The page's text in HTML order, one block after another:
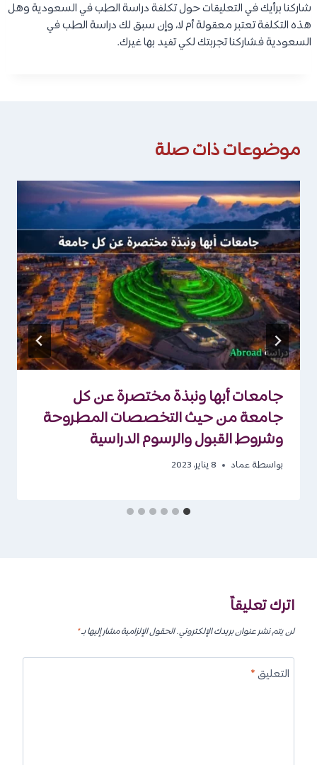
شاركنا برأيك في التعليقات حول تكلفة دراسة الطب في السعودية وهل
هذه التكلفة تعتبر معقولة أم لا، وإن سبق لك دراسة الطب في
السعودية فشاركنا تجربتك لكي تفيد بها غيرك.
موضوعات ذات صلة
جامعات أبها ونبذة مختصرة عن كل
جامعة من حيث التخصصات المطروحة
وشروط القبول والرسوم الدراسية
بواسطة عماد 8 يناير، 2023
اترك تعليقاً
لن يتم نشر عنوان بريدك الإلكتروني.الحقول الإلزامية مشار إليها بـ*
التعليق*